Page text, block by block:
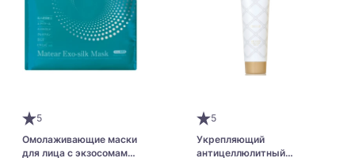
5
Омолаживающие маски
для лица с экзосомами
5
Укрепляющий
антицеллюлитный